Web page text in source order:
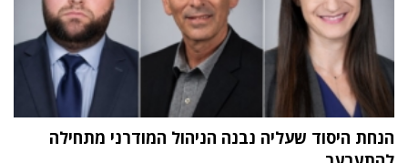
הנחת היסוד שעליה נבנה הניהול המודרני מתחילה